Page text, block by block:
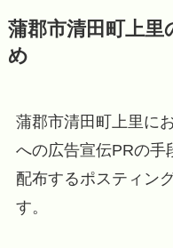
蒲郡市清田町上
め
蒲郡市清田町上里に
への広告宣伝PRの手
配布するポスティン
す。